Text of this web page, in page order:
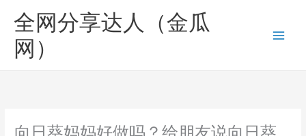
全网分享达人（金瓜
网）
向日葵妈妈好做吗？给朋友说向日葵